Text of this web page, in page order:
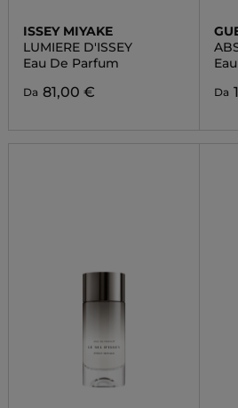
ISSEY MIYAKE
LUMIERE D'ISSEY
Eau De Parfum
Da 81,00 € Da